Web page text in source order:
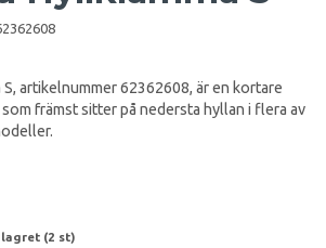
artikelnummer 62362608, är en kortare
som främst sitter på nedersta hyllan i flera av
(2 st)